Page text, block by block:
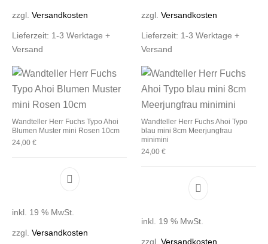
zzgl.Versandkosten
Lieferzeit: 1-3 Werktage +
Versand
zzgl. Versandkosten
Lieferzeit: 1-3 Werktage +
Versand
Wandteller Herr Fuchs Typo Ahoi
Blumen Muster mini Rosen 10cm
24,00€
inkl. 19 % MwSt.
zzgl.Versandkosten
Wandteller Herr Fuchs Ahoi Typo
blau mini 8cm Meerjungfrau
minimini
24,00 €
inkl. 19 % MwSt.
zzgl. Versandkosten